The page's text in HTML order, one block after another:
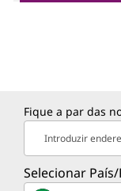
Fique a par das
Introduzir
Selecionar